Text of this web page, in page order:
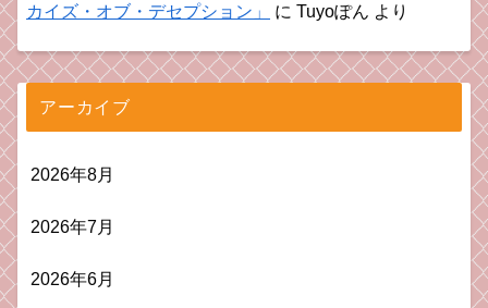
カイズ・オブ・デセプション」
に Tuyoぽん より
アーカイブ
2026年8月
2026年7月
2026年6月